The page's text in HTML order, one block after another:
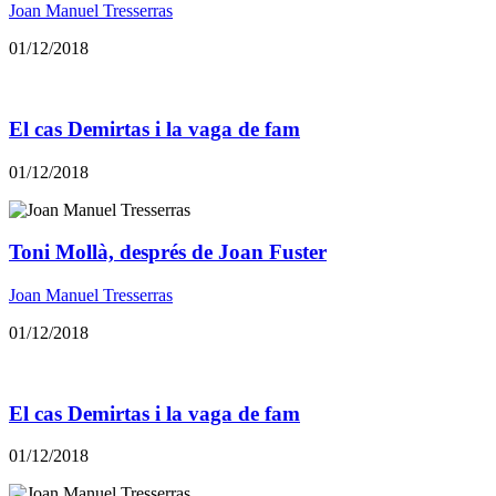
Joan Manuel Tresserras
01/12/2018
El cas Demirtas i la vaga de fam
01/12/2018
Toni Mollà, després de Joan Fuster
Joan Manuel Tresserras
01/12/2018
El cas Demirtas i la vaga de fam
01/12/2018